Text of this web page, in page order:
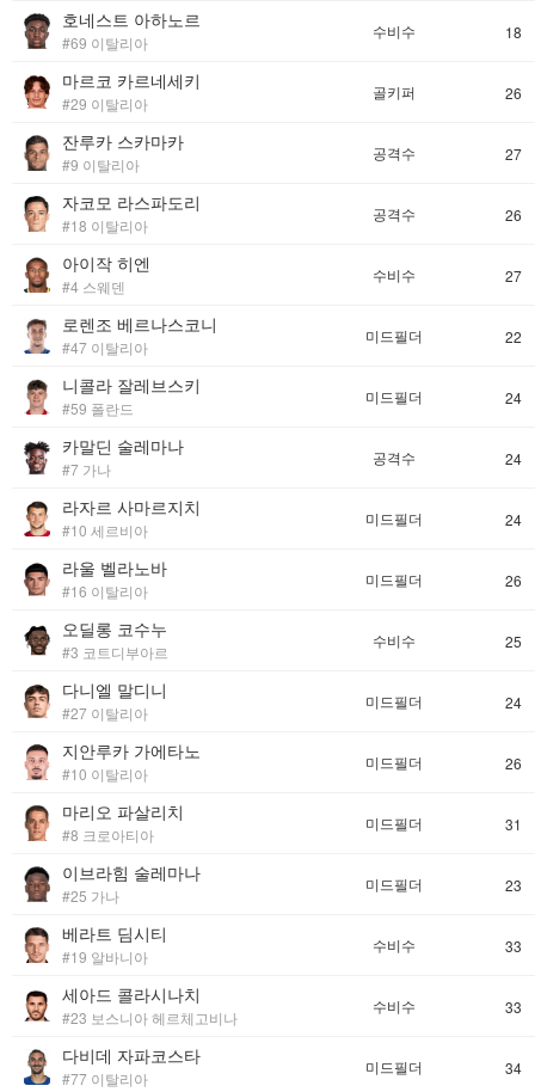
호네스트 아하노르
#69 이탈리아
수비수 18
마르코 카르네세키
#29 이탈리아
골키퍼 26
잔루카 스카마카
#9 이탈리아
공격수 27
자코모 라스파도리
#18 이탈리아
공격수 26
아이작 히엔
#4 스웨덴
수비수 27
로렌조 베르나스코니
#47 이탈리아
미드필더 22
니콜라 잘레브스키
#59 폴란드
미드필더 24
카말딘 술레마나
#7 가나
공격수 24
라자르 사마르지치
#10 세르비아
미드필더 24
라울 벨라노바
#16 이탈리아
미드필더 26
오딜롱 코수누
#3 코트디부아르
수비수 25
다니엘 말디니
#27 이탈리아
미드필더 24
지안루카 가에타노
#10 이탈리아
미드필더 26
마리오 파살리치
#8 크로아티아
미드필더 31
이브라힘 술레마나
#25 가나
미드필더 23
베라트 딤시티
#19 알바니아
수비수 33
세아드 콜라시나치
#23 보스니아 헤르체고비나
수비수 33
다비데 자파코스타
#77 이탈리아
미드필더 34